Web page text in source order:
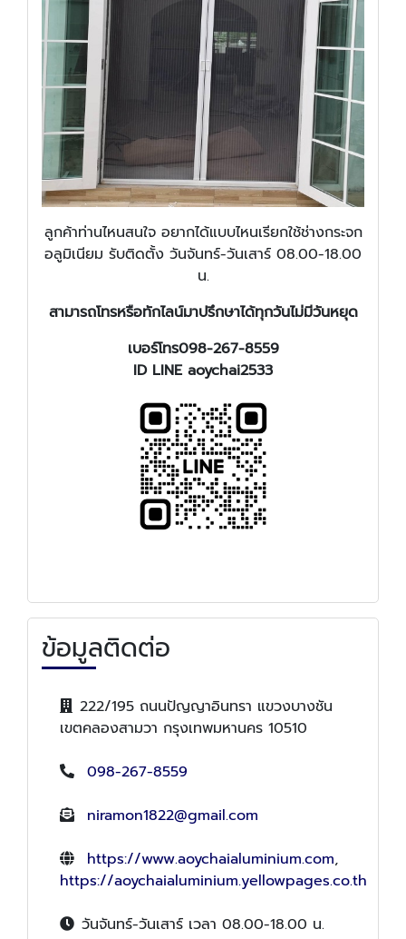
ลูกค้าท่านไหนสนใจ อยากได้แบบไหนเรียกใช้ช่างกระจก
อลูมิเนียม รับติดตั้ง วันจันทร์-วันเสาร์ 08.00-18.00
น.
สามารถโทรหรือทักไลน์มาปรึกษาได้ทุกวันไม่มีวันหยุด
เบอร์โทร098-267-8559
ID LINE aoychai2533
ข้อมูลติดต่อ
222/195 ถนนปัญญาอินทรา แขวงบางชัน
เขตคลองสามวา กรุงเทพมหานคร 10510
098-267-8559
niramon1822@gmail.com
https://www.aoychaialuminium.com,
https://aoychaialuminium.yellowpages.co.th
วันจันทร์-วันเสาร์ เวลา 08.00-18.00 น.